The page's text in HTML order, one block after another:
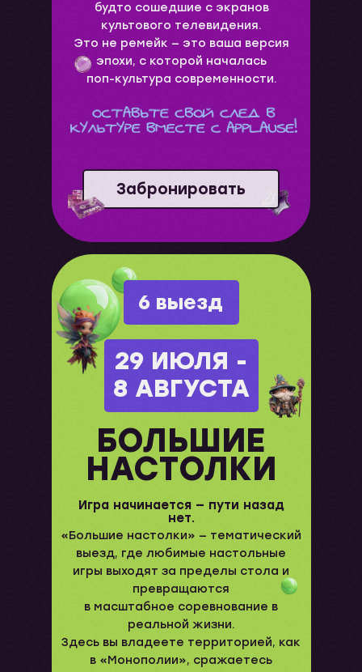
будто сошедшие с экранов
культового телевидения.
Это не ремейк — это ваша версия
эпохи, с которой началась
поп-культура современности.
Забронировать
6 выезд
НАСТОЛКИ
БОЛЬШИЕ
Игра начинается — пути назад
нет.
29 ИЮЛЯ -
8 АВГУСТА
«Большие настолки» — тематический
выезд, где любимые настольные
игры выходят за пределы стола и
превращаются
в масштабное соревнование в
реальной жизни.
Здесь вы владеете территорией, как
в «Монополии», сражаетесь